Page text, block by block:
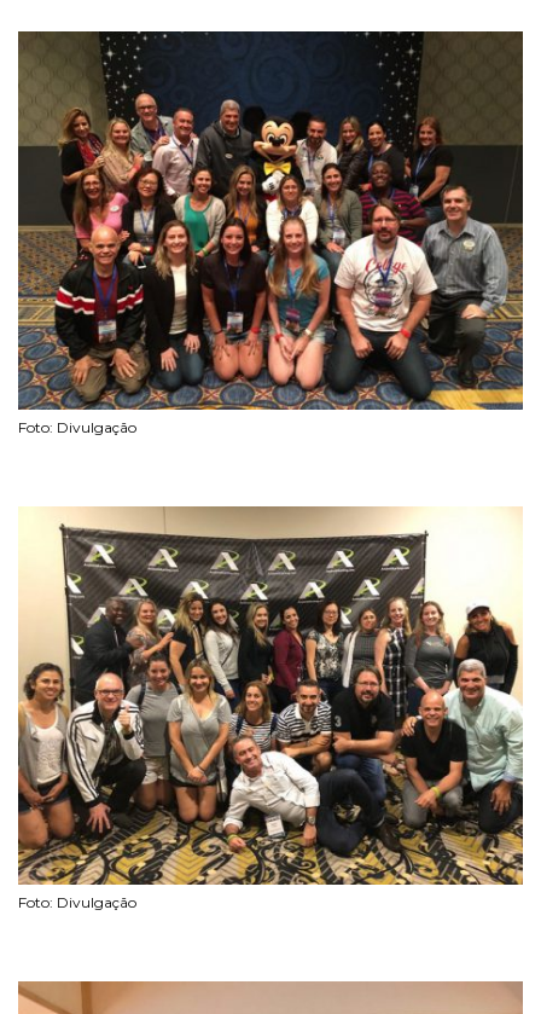
Foto: Divulgação
Foto: Divulgação